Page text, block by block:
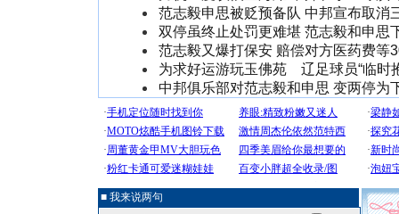
范志毅申思被贬预备队 中邦宣布取消
双停虽终止处罚更难堪 范志毅和申思
范志毅又爆打保安 赔偿对方医药费等
为求好运游玩玉佛苑 辽足球员“临时
中邦俱乐部对范志毅和申思 变两停为
■ 我来说两句